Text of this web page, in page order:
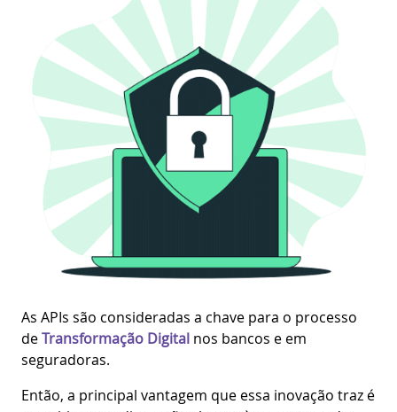
As APIs são consideradas a chave para o processo
deTransformação Digital nos bancos e em
seguradoras.
Então, a principal vantagem que essa inovação traz é